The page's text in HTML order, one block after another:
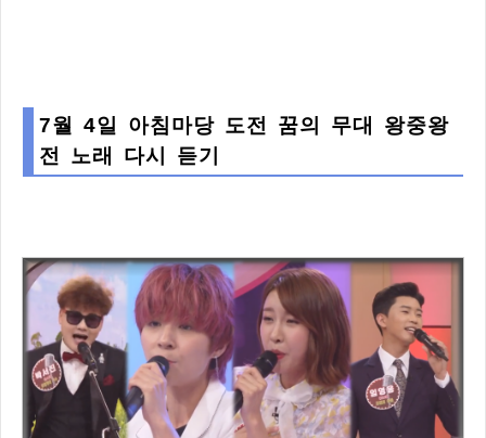
7월 4일 아침마당 도전 꿈의 무대 왕중왕
전 노래 다시 듣기